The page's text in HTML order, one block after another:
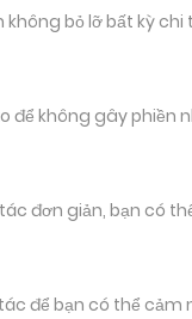
bỏ lỡ bất kỳ chi
không gây phiền
đơn giản, bạn có
để bạn có thể cảm